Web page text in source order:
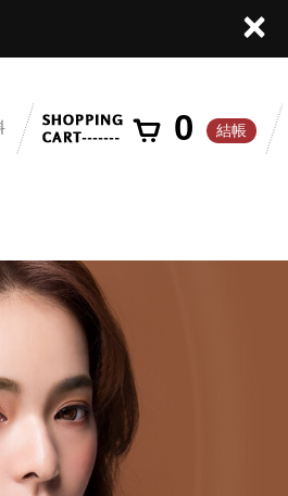
×
0 結帳